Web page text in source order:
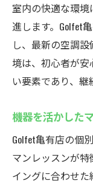
室内の快適な環
進します。Golfet
し、最新の空調
境は、初心者が
い要素であり、継
機器を活かした
Golfet亀有店の個
マンレッスンが
イングに合わせ